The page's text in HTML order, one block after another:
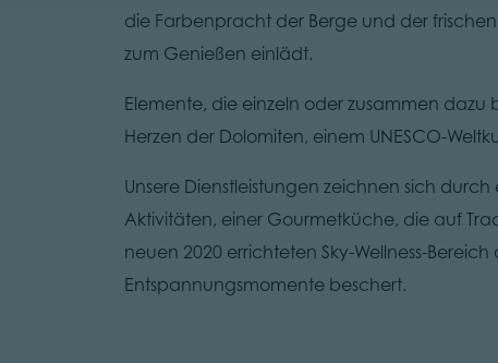
die Farbenpracht der Berge und der
zum Genießen einlädt.
Elemente, die einzeln oder zusammen dazu
Herzen der Dolomiten, einem UNESCO-
Unsere Dienstleistungen zeichnen sich
Aktivitäten, einer Gourmetküche, die auf
neuen 2020 errichteten Sky-Wellness-
Entspannungsmomente beschert.